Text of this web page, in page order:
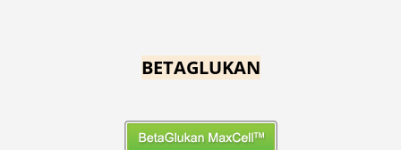
BETAGLUKAN